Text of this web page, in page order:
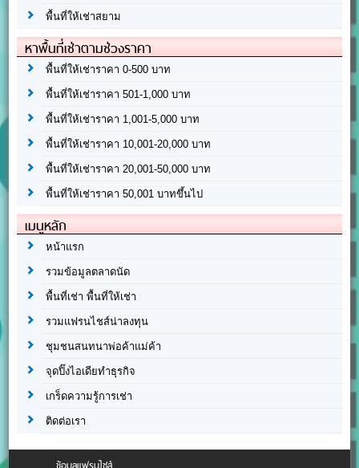
พื้นที่ให้เช่าสยาม
หาพื้นที่เช่าตามช่วงราคา
พื้นที่ให้เช่าราคา 0-500 บาท
พื้นที่ให้เช่าราคา 501-1,000 บาท
พื้นที่ให้เช่าราคา 1,001-5,000 บาท
พื้นที่ให้เช่าราคา 10,001-20,000 บาท
พื้นที่ให้เช่าราคา 20,001-50,000 บาท
พื้นที่ให้เช่าราคา 50,001 บาทขึ้นไป
เมนูหลัก
หน้าแรก
รวมข้อมูลตลาดนัด
พื้นที่เช่า พื้นที่ให้เช่า
รวมแฟรนไชส์น่าลงทุน
ชุมชนสนทนาพ่อค้าแม่ค้า
จุดปิ๊งไอเดียทำธุรกิจ
เกร็ดความรู้การเช่า
ติดต่อเรา